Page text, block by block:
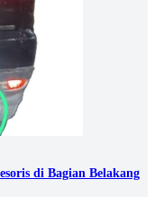
di Bagian Belakang